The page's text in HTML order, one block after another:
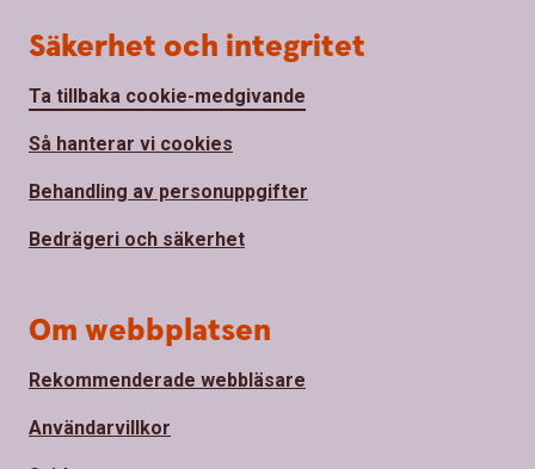
Säkerhet och integritet
Ta tillbaka cookie-medgivande
Så hanterar vi cookies
Behandling av personuppgifter
Bedrägeri och säkerhet
Om webbplatsen
Rekommenderade webbläsare
Användarvillkor